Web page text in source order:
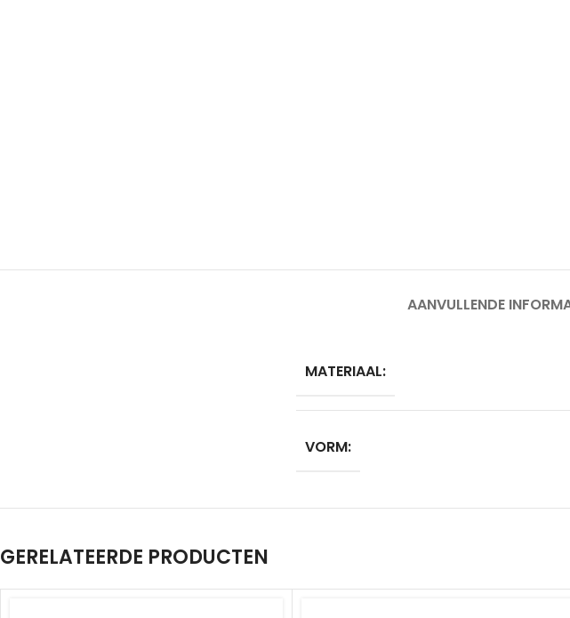
AANVULLENDE
MATERIAAL:
VORM:
GERELATEERDE PRODUCTEN